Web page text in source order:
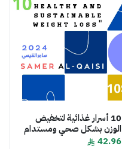
10 أسرار غذائية لتخفيض
الوزن بشكل صحي ومستدام
42.96